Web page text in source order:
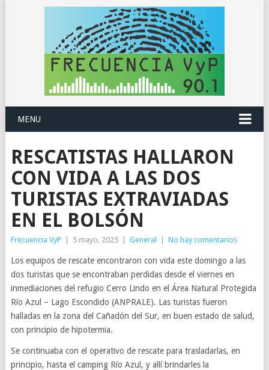
MENU
RESCATISTAS HALLARON
CON VIDA A LAS DOS
TURISTAS EXTRAVIADAS
EN EL BOLSÓN
Frecuencia VyP 5 mayo, 2025 General No hay comentarios
Los equipos de rescate encontraron con vida este domingo a las
dos turistas que se encontraban perdidas desde el viernes en
inmediaciones del refugio Cerro Lindo en el Área Natural Protegida
Río Azul – Lago Escondido (ANPRALE). Las turistas fueron
halladas en la zona del Cañadón del Sur, en buen estado de salud,
con principio de hipotermia.
Se continuaba con el operativo de rescate para trasladarlas, en
principio, hasta el camping Río Azul, y allí brindarles la